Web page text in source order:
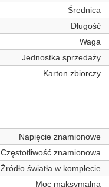
Średnica
Długość
Waga
Jednostka sprzedaży
Karton zbiorczy
Napięcie znamionowe
Częstotliwość znamionowa
Źródło światła w komplecie
Moc maksymalna